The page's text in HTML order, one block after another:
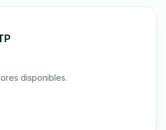
disponibles.